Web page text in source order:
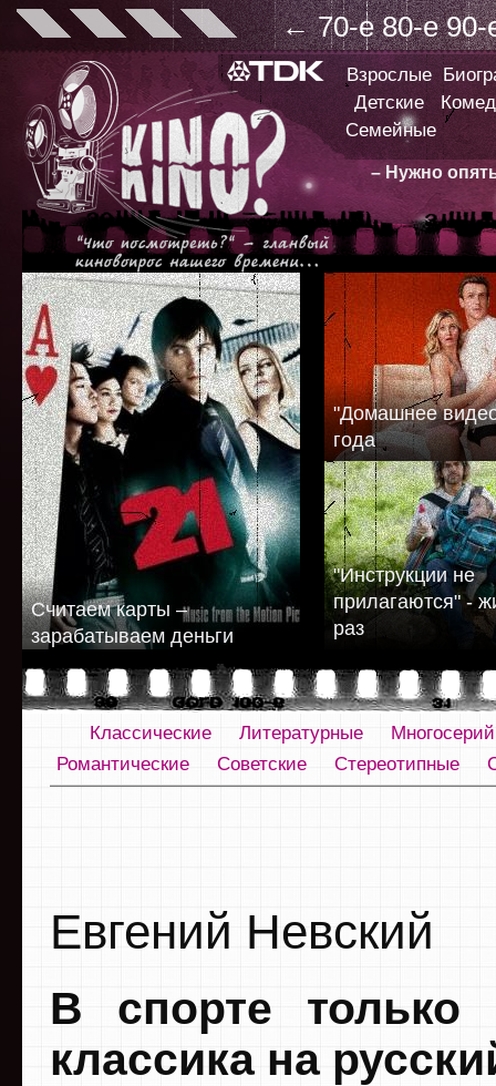
← 70-е 80-е 90-
Взрослые
Детские
Семейные
– Нужно
Считаем карты –
зарабатываем деньги
"Домашнее
года
"Инструкции не
прилагаются" -
раз
Классические Литературные
Романтические
Советские Стереотипные
Евгений Невский
В спорте только
классика на